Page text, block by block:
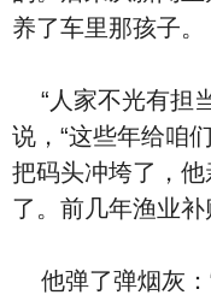
养了车里那孩子。
“人家不光有担
说，“这些年给咱
把码头冲垮了，
了。前几年渔业
他弹了弹烟灰：